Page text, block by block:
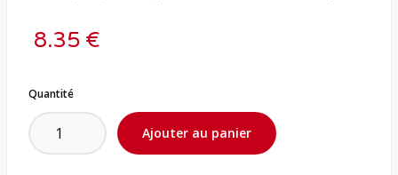
8.35 €
Quantité